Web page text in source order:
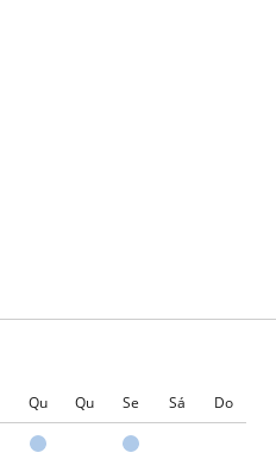
Qu Qu Se Sá Do